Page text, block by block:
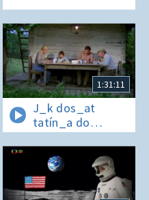
1:31:11
J_k dos_at
tatín_a do
polepš_vny